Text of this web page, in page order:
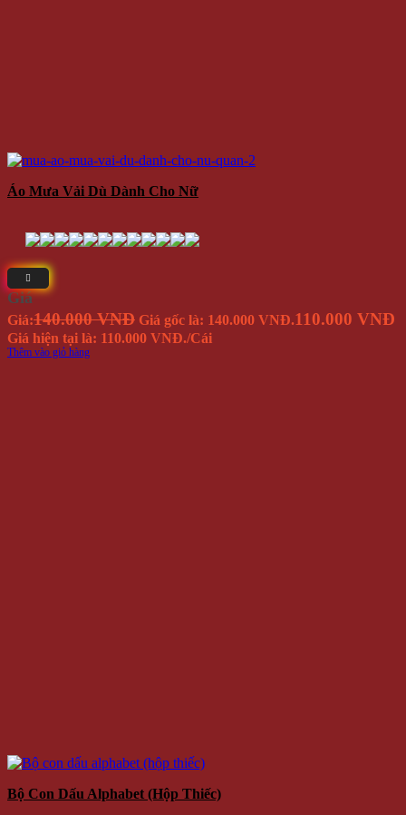
Áo Mưa Vải Dù Dành Cho Nữ
Giá
Giá:140.000 VNĐ Giá gốc là: 140.000 VNĐ.110.000 VNĐ
Giá hiện tại là: 110.000 VNĐ./Cái
Thêm vào giỏ hàng
Bộ Con Dấu Alphabet (hộp Thiếc)